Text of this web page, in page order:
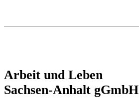
Arbeit und Leben
Sachsen-Anhalt gGmbH